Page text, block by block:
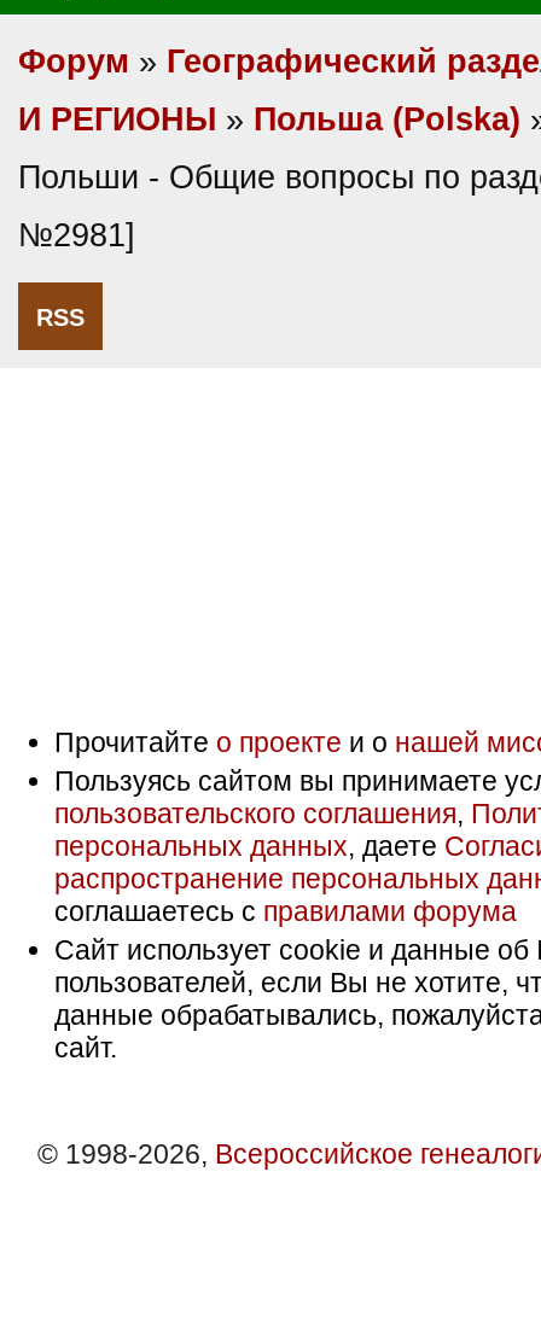
Форум » Географический
И РЕГИОНЫ » Польша (Polska)
Польши - Общие вопросы по
№2981]
RSS
Прочитайте о проекте и о нашей
Пользуясь сайтом вы принимаете
пользовательского соглашения,
персональных данных, даете
распространение персональных
соглашаетесь с правилами форума
Сайт использует cookie и данные об
пользователей, если Вы не хотите,
данные обрабатывались,
сайт.
© 1998-2026, Всероссийское